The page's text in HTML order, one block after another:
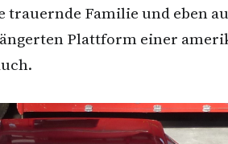
Familie und eben
Plattform einer